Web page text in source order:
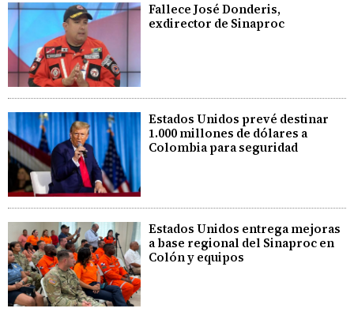
Fallece José Donderis,
exdirector de Sinaproc
Estados Unidos prevé destinar
1.000 millones de dólares a
Colombia para seguridad
Estados Unidos entrega mejoras
a base regional del Sinaproc en
Colón y equipos